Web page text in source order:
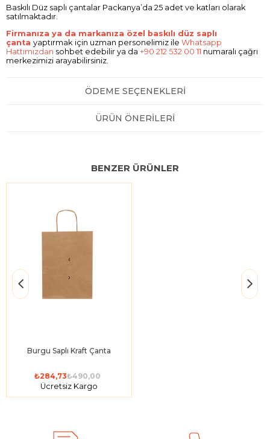
Baskılı Düz saplı çantalar Packanya’da 25 adet ve katları olarak
satılmaktadır.
Firmanıza ya da markanıza özel baskılı düz saplı
çanta yaptırmak için uzman personelimiz ile Whatsapp
Hattımızdan sohbet edebilir ya da +90 212 532 00 11 numaralı çağrı
merkezimizi arayabilirsiniz.
ÖDEME SEÇENEKLERI
ÜRÜN ÖNERILERI
BENZER ÜRÜNLER
‹
›
Burgu Saplı Kraft Çanta
₺284,73₺490,00
Ücretsiz Kargo